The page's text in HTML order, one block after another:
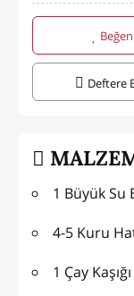
Beğen
Deftere
1 Büyük Su
4-5 Kuru
1 Çay